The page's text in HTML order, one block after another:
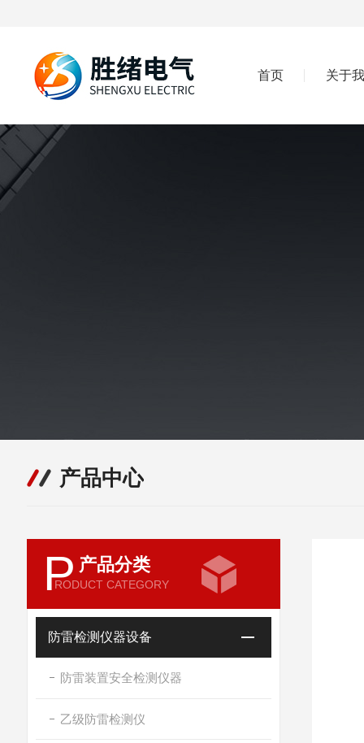
首页 关于
产品中心
P 产品分类
RODUCT CATEGORY
防雷检测仪器设备
防雷装置安全检测仪器
乙级防雷检测仪